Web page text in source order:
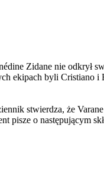
Zidane nie odkrył
byli Cristiano i
stwierdza, że
pisze o następującym